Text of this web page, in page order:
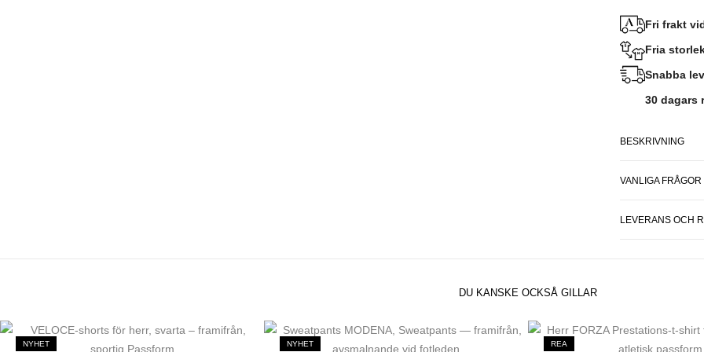
Fri frakt
Fria
Snabba
30 dagars
BESKRIVNING
VANLIGA FRÅGOR
LEVERANS OCH
DU KANSKE OCKSÅ GILLAR
NYHET NYHET REA